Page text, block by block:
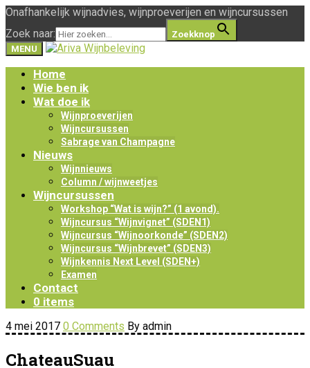
Onafhankelijk wijnadvies, wijnproeverijen en wijncursussen
Zoek naar:
Zoekknop
MENU
Home
Wie ben ik
Wat doe ik
Wijnproeverijen
Wijncursussen
Sabrage van Champagne
Nieuws
Wijnnieuws
Column / wijnweetjes
Wijncursussen
Workshop “Wat is wijn?” (1 avond).
Wijncursus “Wijnvignet” (SDEN1)
Wijncursus “Wijnoorkonde” (SDEN2)
Wijncursus “Wijnbrevet” (SDEN3)
Wijnkennis Next Level (SDEN+)
Examen
Contact
0 items
4 mei 2017 0 Comments By admin
ChateauSuau